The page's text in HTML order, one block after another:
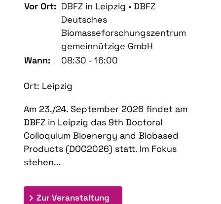
Vor Ort: DBFZ in Leipzig • DBFZ
Deutsches
Biomasseforschungszentrum
gemeinnützige GmbH
Wann:
08:30 - 16:00
Ort: Leipzig
Am 23./24. September 2026 findet am
DBFZ in Leipzig das 9th Doctoral
Colloquium Bioenergy and Biobased
Products (DOC2026) statt. Im Fokus
stehen...
Zur Veranstaltung